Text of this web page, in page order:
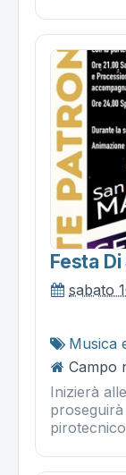
Festa
sabato
Musica
Campo
Inizierà
pirotecnico